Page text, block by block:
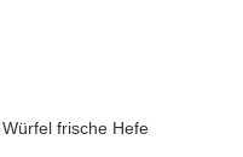
frische Hefe